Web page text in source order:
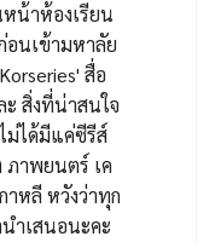
น้าห้องเรียน
อนเข้ามหาลัย
สื่อ
สิ่งที่น่าสนใจ
ม่ได้มีแค่ซีรีส์
ภาพยนตร์ เค
าหลี หวังว่าทุก
ำเสนอนะคะ